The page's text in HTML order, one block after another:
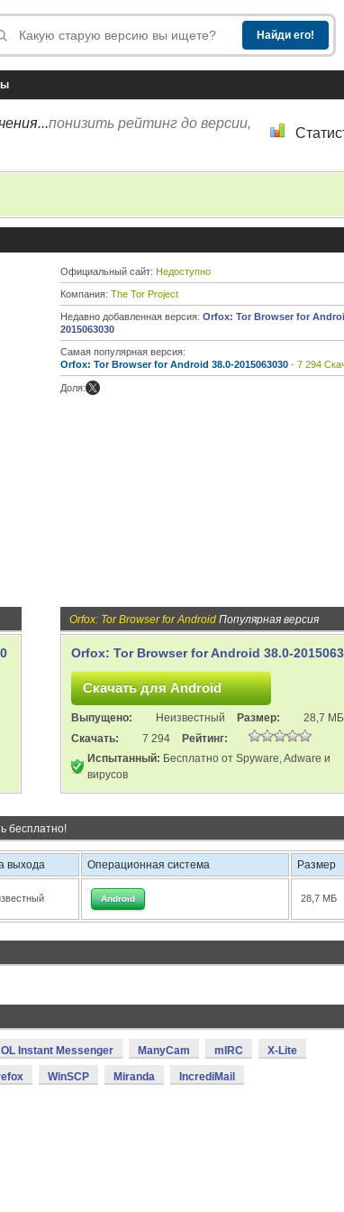
понизить рейтинг до версии,
Официальный сайт: Недоступно
Компания: The Tor Project
Недавно добавленная версия: Orfox: Tor Browser for
2015063030
Самая популярная версия:
Orfox: Tor Browser for Android 38.0-2015063030 - 7 294
Доля:
Orfox: Tor Browser for Android Популярная версия
Orfox: Tor Browser for Android 38.0-
Выпущено: Неизвестный Размер:
28,7 МБ
Скачать:
7 294
Рейтинг:
Испытанный: Бесплатно от Spyware, Adware и
вирусов
бесплатно!
выхода Операционная система Размер
Android 28,7 МБ
Instant Messenger ManyCam mIRC X-Lite
WinSCP Miranda IncrediMail